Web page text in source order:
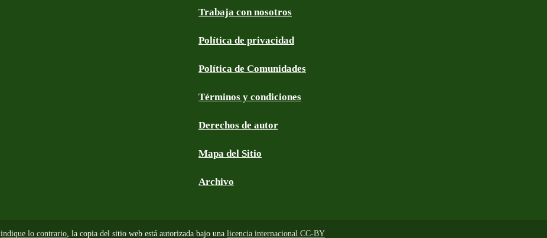
Trabaja con nosotros
Política de privacidad
Política de Comunidades
Términos y condiciones
Derechos de autor
Mapa del Sitio
Archivo
indique lo contrario, la copia del sitio web está autorizada bajo una licencia internacional CC-BY